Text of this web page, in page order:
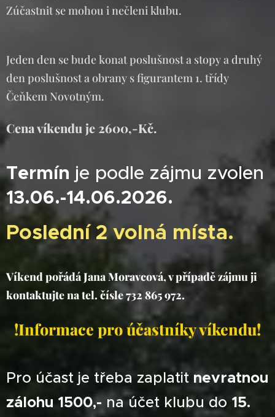
Zúčastnit se mohou i nečleni klubu.
Jeden den se bude konat poslušnost a stopy a druhý
den poslušnost a obrany s figurantem 1. třídy
Čeňkem Novotným.
Cena víkendu je 2600,-Kč.
Termín je podle zájmu zvolen
13.06.-14.06.2026.
Poslední 2 volná místa.
Víkend pořádá Jana Moravcová, v případě zájmu ji
kontaktujtena tel. čísle 732 865 972.
!Informace pro účastníky víkendu!
Pro účast je třeba zaplatit nevratnou
zálohu 1500,- na účet klubu do 15.